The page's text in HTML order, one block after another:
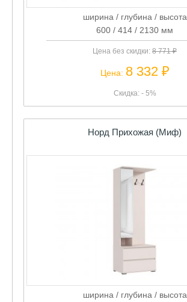
ширина / глубина / высота
600 / 414 / 2130 мм
Цена без скидки: 8 771 ₽
Цена: 8 332 ₽
Скидка: - 5%
Норд Прихожая (Миф)
ширина / глубина / высота